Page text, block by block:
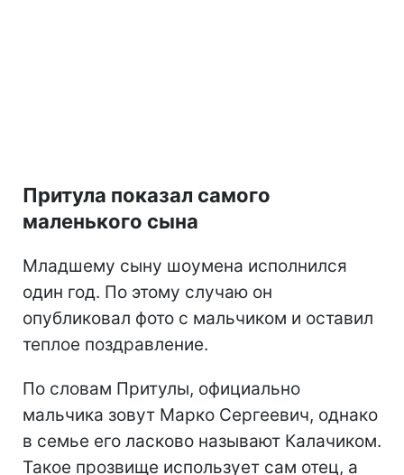
Притула показал самого
маленького сына
Младшему сыну шоумена исполнился
один год. По этому случаю он
опубликовал фото с мальчиком и оставил
теплое поздравление.
По словам Притулы, официально
мальчика зовут Марко Сергеевич, однако
в семье его ласково называют Калачиком.
Такое прозвище использует сам отец, а